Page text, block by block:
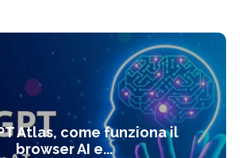
Atlas, come funziona il
browser AI e...